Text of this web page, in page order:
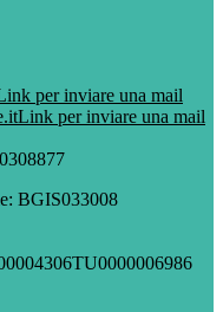
per inviare una mail
Link per inviare una mail
BGIS033008